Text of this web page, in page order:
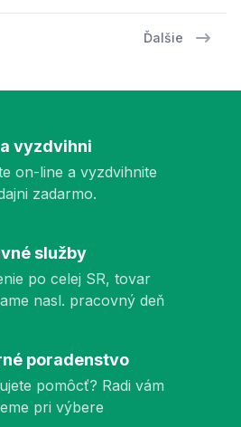
Ďalšie
vyzdvihni
on-line a vyzdvihnite
zadarmo.
služby
po celej SR, tovar
nasl. pracovný deň
poradenstvo
pomôcť? Radi vám
pri výbere